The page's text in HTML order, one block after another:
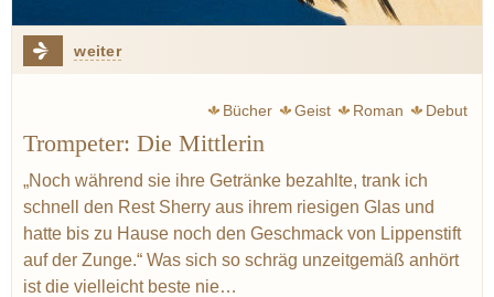
weiter
Bücher Geist Roman Debut
Trompeter: Die Mittlerin
„Noch während sie ihre Getränke bezahlte, trank ich
schnell den Rest Sherry aus ihrem riesigen Glas und
hatte bis zu Hause noch den Geschmack von Lippenstift
auf der Zunge.“ Was sich so schräg unzeitgemäß anhört
ist die vielleicht beste nie…